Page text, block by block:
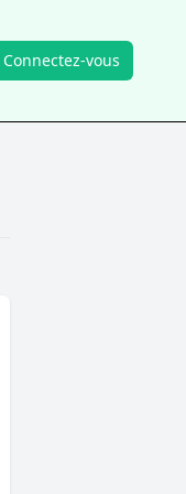
Connectez-vous